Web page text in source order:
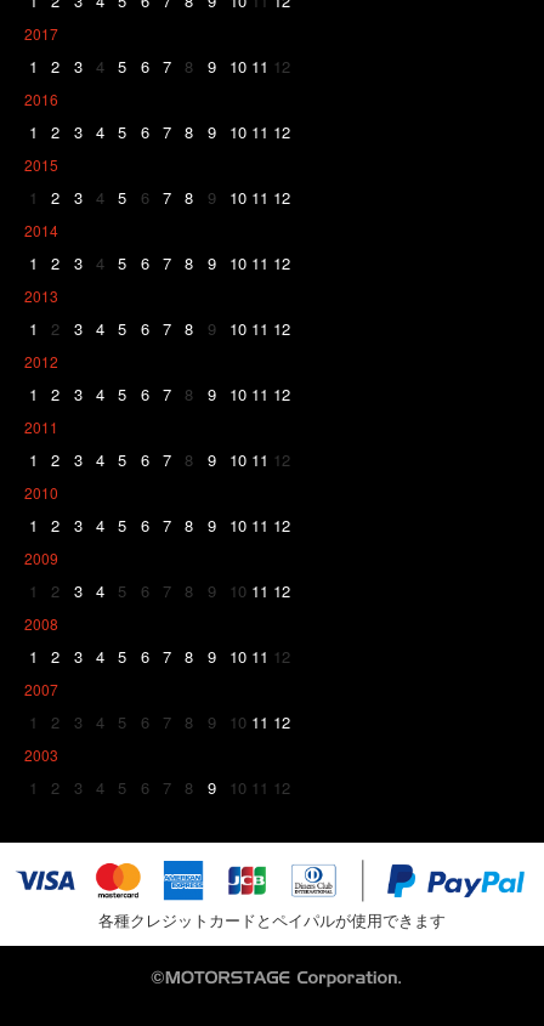
2017
1 2 3 4 5 6 7 8 9 10 11 12
2016
1 2 3 4 5 6 7 8 9 10 11 12
2015
1 2 3 4 5 6 7 8 9 10 11 12
2014
1 2 3 4 5 6 7 8 9 10 11 12
2013
1 2 3 4 5 6 7 8 9 10 11 12
2012
1 2 3 4 5 6 7 8 9 10 11 12
2011
1 2 3 4 5 6 7 8 9 10 11 12
2010
1 2 3 4 5 6 7 8 9 10 11 12
2009
1 2 3 4 5 6 7 8 9 10 11 12
2008
1 2 3 4 5 6 7 8 9 10 11 12
2007
1 2 3 4 5 6 7 8 9 10 11 12
2003
1 2 3 4 5 6 7 8 9 10 11 12
各種クレジットカードとペイパルが使用できます